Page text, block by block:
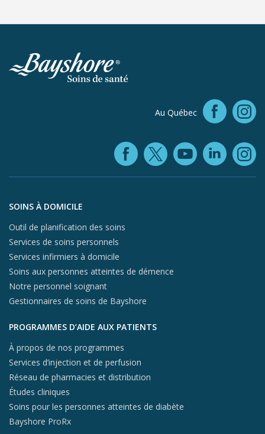
Au Québec
Facebook
X (opens
Aller au contenu du pied de page
SOINS À DOMICILE
Outil de planification des soins
Services de soins personnels
Services infirmiers à domicile
Soins aux personnes atteintes de démence
Notre personnel soignant
Gestionnaires de soins de Bayshore
PROGRAMMES D’AIDE AUX PATIENTS
À propos de nos programmes
Services d’injection et de perfusion
Réseau de pharmacies et distribution
Études cliniques
Soins pour les personnes atteintes de diabète
Bayshore ProRx